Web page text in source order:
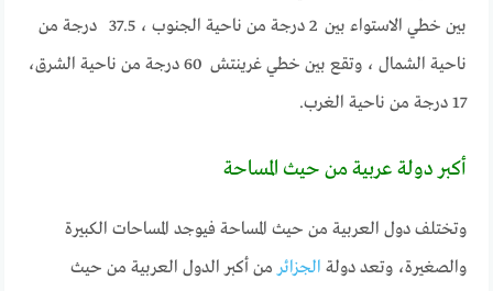
بين خطي الاستواء بين 2 درجة من ناحية الجنوب ، 37.5 درجة من
ناحية الشمال ، وتقع بين خطي غرينتش 60 درجة من ناحية الشرق،
17 درجة من ناحية الغرب.
أكبر دولة عربية من حيث المساحة
وتختلف دول العربية من حيث المساحة فيوجد المساحات الكبيرة
والصغيرة، وتعد دولة الجزائر من أكبر الدول العربية من حيث